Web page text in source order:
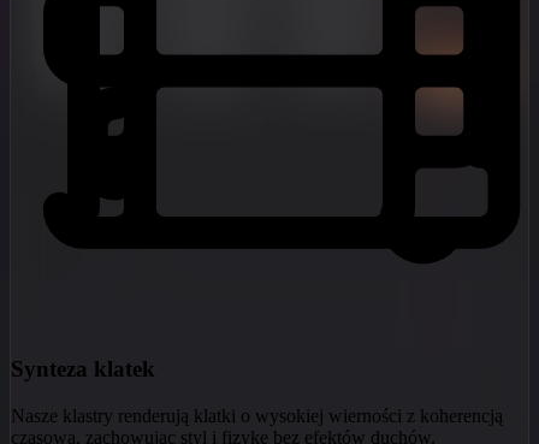
Synteza klatek
Nasze klastry renderują klatki o wysokiej wierności z koherencją
czasową, zachowując styl i fizykę bez efektów duchów.